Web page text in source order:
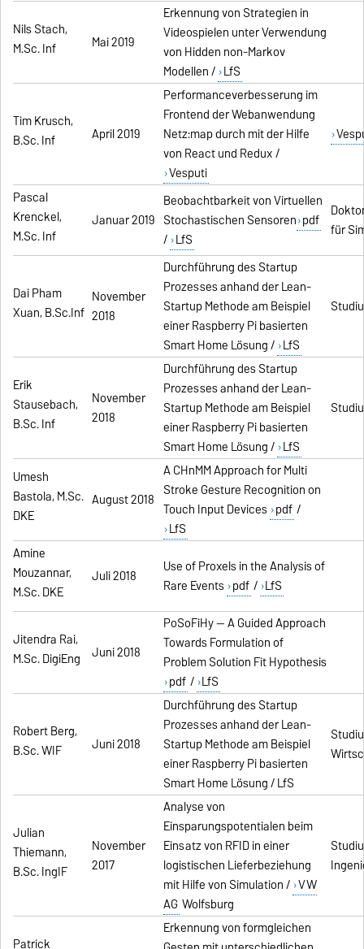
Nils Stach,
M.Sc. Inf
Mai 2019
Erkennung von Strategien in
Videospielen unter Verwendung
von Hidden non-Markov
Modellen / LfS
Tim Krusch,
B.Sc. Inf
April 2019
Performanceverbesserung im
Frontend der Webanwendung
Netz:map durch mit der Hilfe
von React und Redux /
Vesputi
Pascal
Krenckel,
M.Sc. Inf
Januar 2019
Beobachtbarkeit von Virtuellen
Stochastischen Sensoren pdf
/ LfS
für
Dai Pham
Xuan, B.Sc.Inf
November
2018
Durchführung des Startup
Prozesses anhand der Lean-
Startup Methode am Beispiel
einer Raspberry Pi basierten
Smart Home Lösung / LfS
Erik
Stausebach,
B.Sc. Inf
November
2018
Durchführung des Startup
Prozesses anhand der Lean-
Startup Methode am Beispiel
einer Raspberry Pi basierten
Smart Home Lösung / LfS
Umesh
Bastola, M.Sc.
DKE
August 2018
A CHnMM Approach for Multi
Stroke Gesture Recognition on
Touch Input Devices pdf /
LfS
Amine
Mouzannar,
M.Sc. DKE
Juli 2018
Use of Proxels in the Analysis of
Rare Events pdf / LfS
Jitendra Rai,
M.Sc. DigiEng
Juni 2018
PoSoFiHy -- A Guided Approach
Towards Formulation of
Problem Solution Fit Hypothesis
pdf / LfS
Robert Berg,
B.Sc. WIF
Juni 2018
Durchführung des Startup
Prozesses anhand der Lean-
Startup Methode am Beispiel
einer Raspberry Pi basierten
Smart Home Lösung / LfS
Julian
Thiemann,
B.Sc. IngIF
November
2017
Analyse von
Einsparungspotentialen beim
Einsatz von RFID in einer
logistischen Lieferbeziehung
mit Hilfe von Simulation / VW
AG Wolfsburg
Patrick
Erkennung von formgleichen